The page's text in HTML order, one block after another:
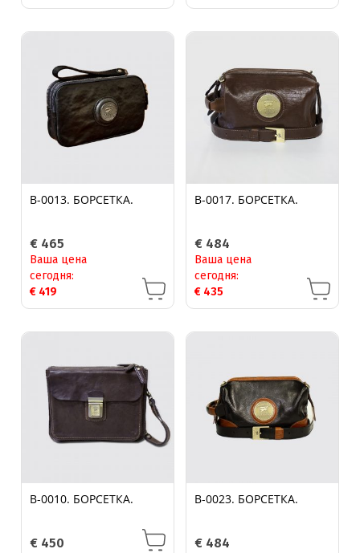
B-0013. БОРСЕТКА.
€ 465
Ваша цена
сегодня:
€ 419
B-0017. БОРСЕТКА.
€ 484
Ваша цена
сегодня:
€ 435
B-0010. БОРСЕТКА.
€ 450
B-0023. БОРСЕТКА.
€ 484